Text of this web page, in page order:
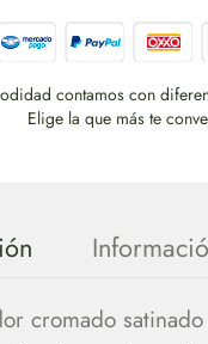
contamos con
Elige la que más te
cromado